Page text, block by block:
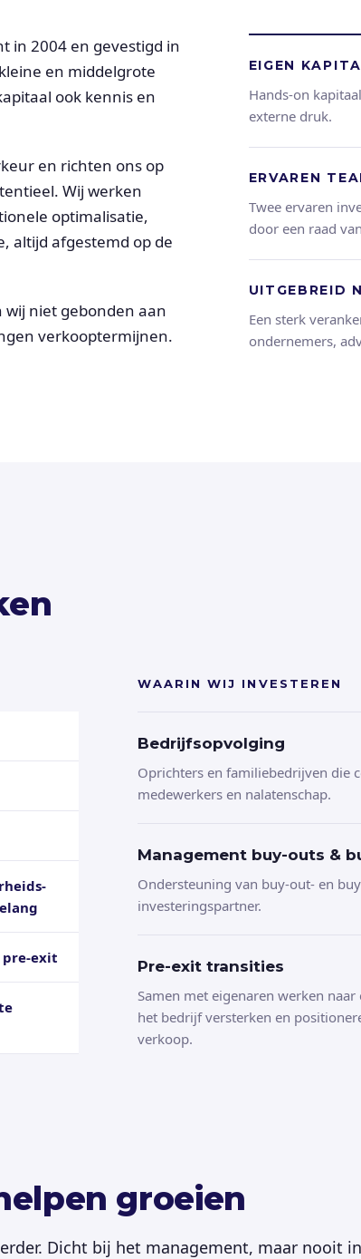
in 2004 en gevestigd in
en middelgrote
ook kennis en
en richten ons op
Wij werken
optimalisatie,
altijd afgestemd op de
wij niet gebonden aan
verkooptermijnen.
EIGEN
Hands-on
externe druk.
ERVAREN
Twee ervaren
door een raad
UITGEBREID
Een sterk
ondernemers,
pre-exit
WAARIN WIJ INVESTEREN
Bedrijfsopvolging
Oprichters en familiebedrijven die
medewerkers en nalatenschap.
Management buy-outs &
Ondersteuning van buy-out- en
investeringspartner.
Pre-exit transities
Samen met eigenaren werken
het bedrijf versterken en
verkoop.
groeien
Dicht bij het management, maar nooit